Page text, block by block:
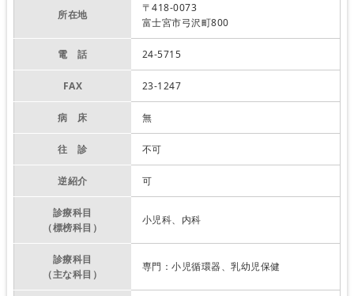
所在地
〒418-0073
富士宮市弓沢町800
電 話 24-5715
FAX 23-1247
病 床 無
往 診 不可
逆紹介 可
診療科目
（標榜科目）
小児科、内科
診療科目
（主な科目）
専門：小児循環器、乳幼児保健